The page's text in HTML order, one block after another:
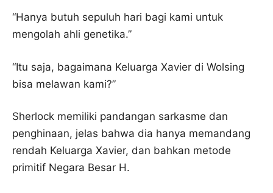
“Hanya butuh sepuluh hari bagi kami untuk
mengolah ahli genetika.”
“Itu saja, bagaimana Keluarga Xavier di Wolsing
bisa melawan kami?”
Sherlock memiliki pandangan sarkasme dan
penghinaan, jelas bahwa dia hanya memandang
rendah Keluarga Xavier, dan bahkan metode
primitif Negara Besar H.